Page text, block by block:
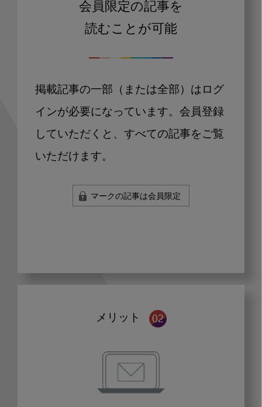
会員限定の記事を
読むことが可能
掲載記事の一部（または全部）はログ
インが必要になっています。会員登録
していただくと、すべての記事をご覧
いただけます。
マークの記事は会員限定
メリット